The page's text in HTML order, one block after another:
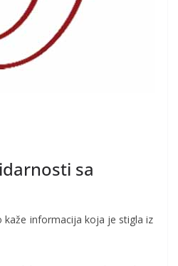
sa
kaže informacija koja je stigla iz